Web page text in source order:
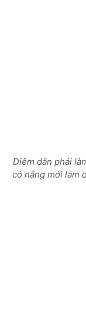
Diêm dân phải
có nắng mới làm